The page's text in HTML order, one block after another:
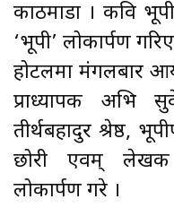
काठमाडौँ । कवि
‘भूपी’ लोकार्पण
होटलमा मंगलबार
प्राध्यापक अभि
तीर्थबहादुर श्रेष्ठ,
छोरी एवम्
लोकार्पण गरे ।